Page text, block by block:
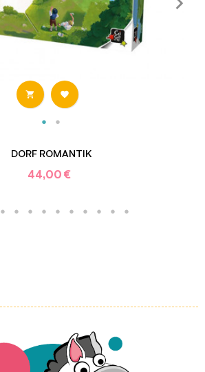
 
DORF ROMANTIK
44,00 €